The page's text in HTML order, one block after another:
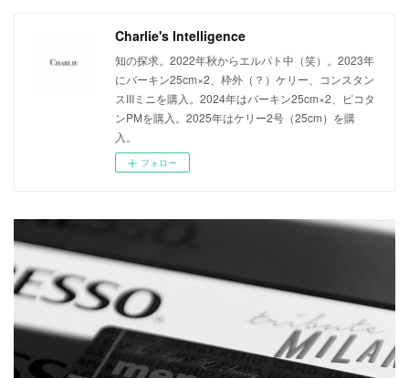
Charlie's Intelligence
知の探求。2022年秋からエルパト中（笑）。2023年
にバーキン25cm×2、枠外（？）ケリー、コンスタン
スIIIミニを購入。2024年はバーキン25cm×2、ピコタ
ンPMを購入。2025年はケリー2号（25cm）を購
入。
フォロー